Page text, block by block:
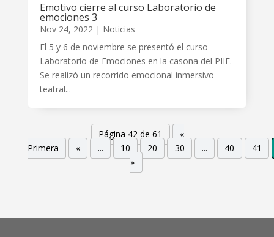
Emotivo cierre al curso Laboratorio de
emociones 3
Nov 24, 2022| Noticias
El 5 y 6 de noviembre se presentó el curso
Laboratorio de Emociones en la casona del PIIE.
Se realizó un recorrido emocional inmersivo
teatral...
Página 42 de 61
«
Primera
« ... 10 20 30 ... 40
41
»